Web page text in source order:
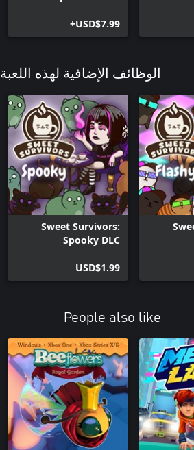
USD$7.99+
الوظائف الإضافية لهذه اللعبة
Sweet Survivors:
Spooky DLC
USD$1.99
People also like